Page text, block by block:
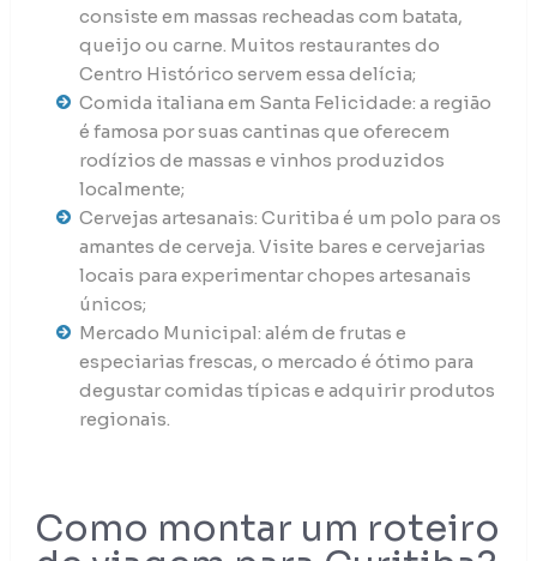
consiste em massas recheadas com batata,
queijo ou carne. Muitos restaurantes do
Centro Histórico servem essa delícia;
Comida italiana em Santa Felicidade: a região
é famosa por suas cantinas que oferecem
rodízios de massas e vinhos produzidos
localmente;
Cervejas artesanais: Curitiba é um polo para os
amantes de cerveja. Visite bares e cervejarias
locais para experimentar chopes artesanais
únicos;
Mercado Municipal: além de frutas e
especiarias frescas, o mercado é ótimo para
degustar comidas típicas e adquirir produtos
regionais.
Como montar um roteiro